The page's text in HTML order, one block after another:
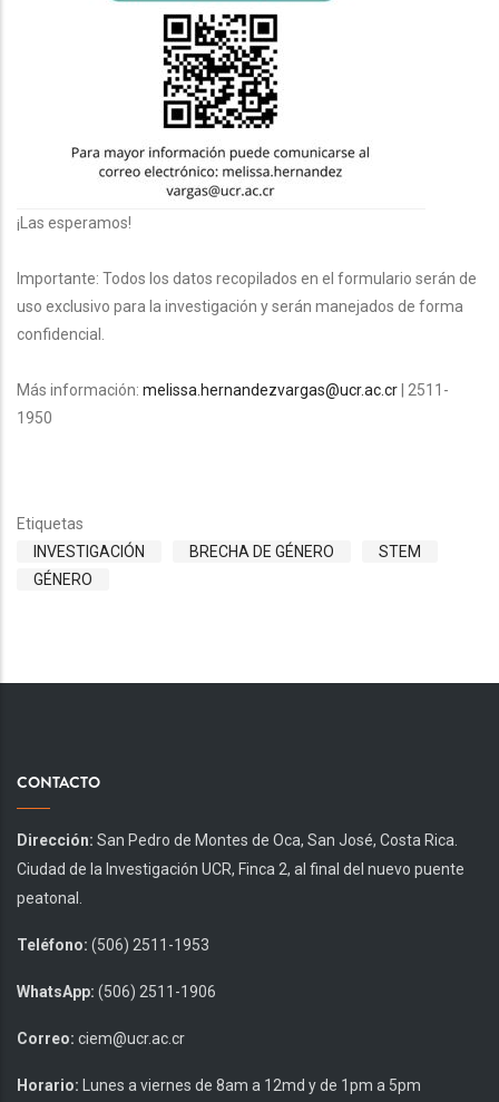
¡Las esperamos!
Importante: Todos los datos recopilados en el formulario serán de
uso exclusivo para la investigación y serán manejados de forma
confidencial.
Más información: melissa.hernandezvargas@ucr.ac.cr | 2511-
1950
Etiquetas
INVESTIGACIÓN
BRECHA DE GÉNERO
STEM
GÉNERO
CONTACTO
Dirección: San Pedro de Montes de Oca, San José, Costa Rica.
Ciudad de la Investigación UCR, Finca 2, al final del nuevo puente
peatonal.
Teléfono: (506) 2511-1953
WhatsApp: (506) 2511-1906
Correo: ciem@ucr.ac.cr
Horario: Lunes a viernes de 8am a 12md y de 1pm a 5pm